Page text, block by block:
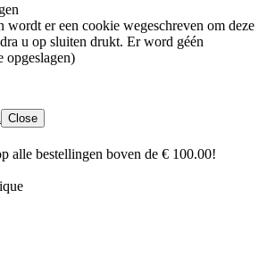
wordt er een cookie wegeschreven om deze
u op sluiten drukt. Er word géén
opgeslagen)
Close
alle bestellingen boven de € 100.00!